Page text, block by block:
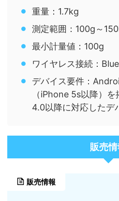
重量：1.7kg
測定範囲：100g～
最小計量値：100g
ワイヤレス接続：
デバイス要件：
（iPhone 5s以降）
4.0以降に対応したデ
販売
販売情報